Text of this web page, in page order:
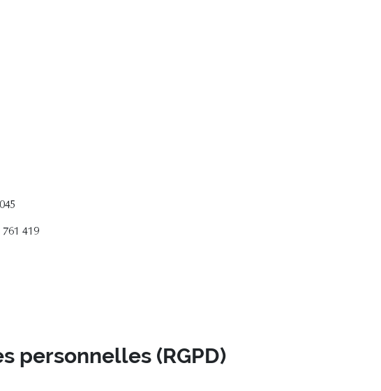
761 419
personnelles (RGPD)